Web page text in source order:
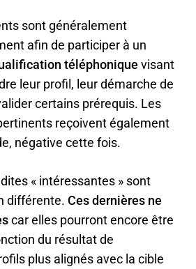
sont généralement
afin de participer à un
téléphonique visant
leur profil, leur démarche de
certains prérequis. Les
reçoivent également
négative cette fois.
« intéressantes » sont
différente. Ces dernières ne
car elles pourront encore être
du résultat de
plus alignés avec la cible